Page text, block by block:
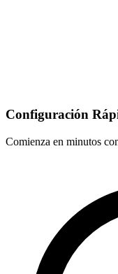
Configuración
Comienza en minutos